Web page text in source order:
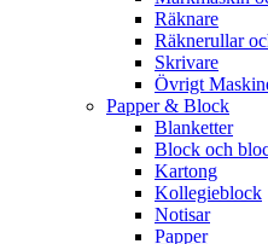
Räknare
Räknerullar
Skrivare
Övrigt
Papper & Block
Blanketter
Block och
Kartong
Kollegieblock
Notisar
Papper